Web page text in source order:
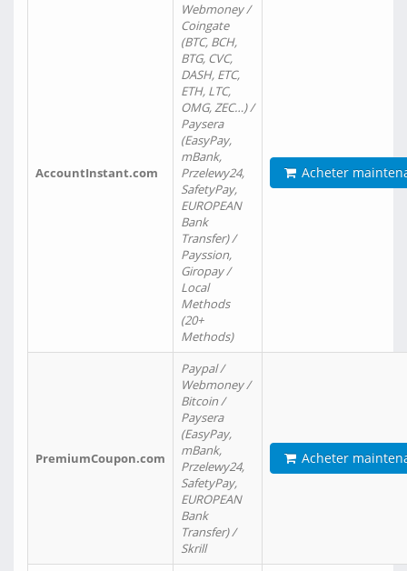
AccountInstant.com
Webmoney /
Coingate
(BTC, BCH,
BTG, CVC,
DASH, ETC,
ETH, LTC,
OMG, ZEC…) /
Paysera
(EasyPay,
mBank,
Przelewy24,
SafetyPay,
EUROPEAN
Bank
Transfer) /
Payssion,
Giropay /
Local
Methods
(20+
Methods)
Acheter
PremiumCoupon.com
Paypal /
Webmoney /
Bitcoin /
Paysera
(EasyPay,
mBank,
Przelewy24,
SafetyPay,
EUROPEAN
Bank
Transfer) /
Skrill
Acheter